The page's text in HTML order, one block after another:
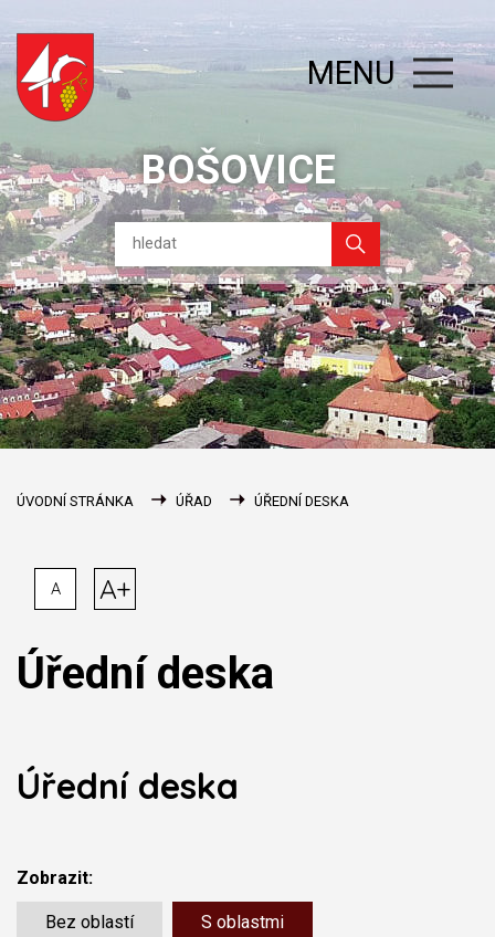
BOŠOVICE
MENU
ÚVODNÍ STRÁNKA ÚŘAD ÚŘEDNÍ DESKA
A A+
Úřední deska
Úřední deska
Zobrazit:
Bez oblastí S oblastmi